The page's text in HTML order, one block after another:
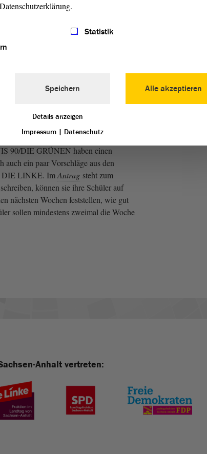
ganzen Schul-Stoff auf einmal
so viele Klassenarbeiten und Tests
Tests machen und die Lehrer schnell
werden an den Schulen schon
auch wichtig. Die Lehrer haben wegen
Seiner Meinung nach ist Samstags-
90/DIE GRÜNEN haben einen
ein paar Vorschläge aus den
DIE LINKE. ImAntrag steht zum
können sie ihre Schüler auf
nächsten Wochen feststellen, wie gut
sollen mindestens zweimal die Woche
Anhalt vertreten:
Statistik
Alle akzeptieren
Speichern
Details anzeigen
Impressum | Datenschutz